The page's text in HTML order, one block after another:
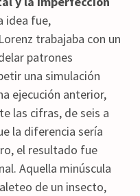
idea fue,
trabajaba con un
patrones
una simulación
ejecución anterior,
las cifras, de seis a
la diferencia sería
el resultado fue
Aquella minúscula
de un insecto,